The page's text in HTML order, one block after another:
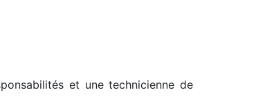
et une technicienne de